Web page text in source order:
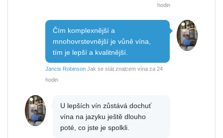
hodin
Čím komplexnější a
mnohovrstevnější je vůně vína,
tím je lepší a kvalitnější.
Jancis Robinson Jak se stát znalcem vína za 24
hodin
U lepších vín zůstává dochuť
vína na jazyku ještě dlouho
poté, co jste je spolkli.